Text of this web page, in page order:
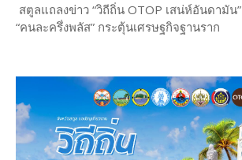
สตูลแถลงข่าว “วิถีถิ่น OTOP เสน่ห์อันดามัน
“คนละครึ่งพลัส” กระตุ้นเศรษฐกิจฐานราก